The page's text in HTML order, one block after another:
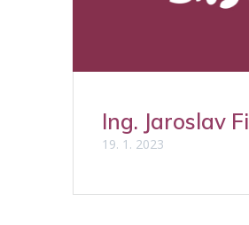
Ing. Jaroslav
19. 1. 2023